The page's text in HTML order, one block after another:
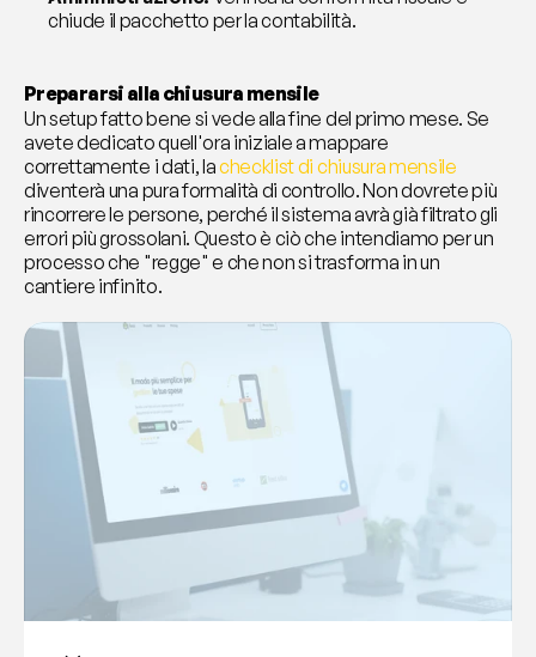
chiude il pacchetto per la contabilità.
Prepararsi alla chiusura mensile
Un setup fatto bene si vede alla fine del primo mese. Se
avete dedicato quell'ora iniziale a mappare
correttamente i dati, la checklist di chiusura mensile
diventerà una pura formalità di controllo. Non dovrete più
rincorrere le persone, perché il sistema avrà già filtrato gli
errori più grossolani. Questo è ciò che intendiamo per un
processo che "regge" e che non si trasforma in un
cantiere infinito.